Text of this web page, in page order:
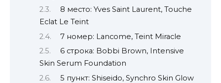
8 место: Yves Saint Laurent, Touche
Eclat Le Teint
7 номер: Lancome, Teint Miracle
6 строка: Bobbi Brown, Intensive
Skin Serum Foundation
5 пункт: Shiseido, Synchro Skin Glow